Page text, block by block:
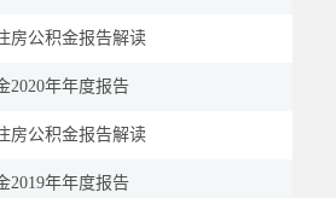
房公积金报告解读
2020年年度报告
房公积金报告解读
2019年年度报告